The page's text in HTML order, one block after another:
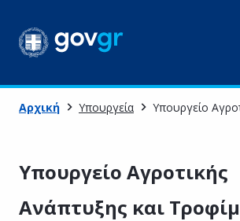
Αρχική Υπουργεία Υπουργείο
Υπουργείο Αγροτικής
Ανάπτυξης και